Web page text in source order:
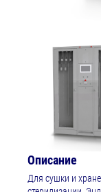
Описание
Для сушки и